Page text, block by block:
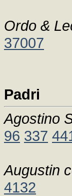
Ordo &
37007
Padri
Agostino
96 337
Augustin
4132